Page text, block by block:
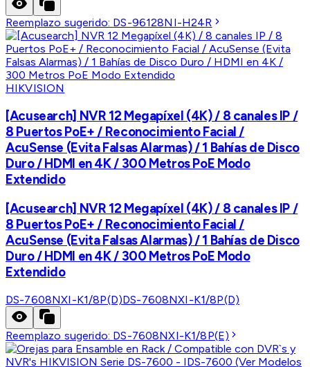
Reemplazo sugerido: DS-96128NI-H24R
HIKVISION
[Acusearch] NVR 12 Megapíxel (4K) / 8 canales IP /
8 Puertos PoE+ / Reconocimiento Facial /
AcuSense (Evita Falsas Alarmas) / 1 Bahías de Disco
Duro / HDMI en 4K / 300 Metros PoE Modo
Extendido
[Acusearch] NVR 12 Megapíxel (4K) / 8 canales IP /
8 Puertos PoE+ / Reconocimiento Facial /
AcuSense (Evita Falsas Alarmas) / 1 Bahías de Disco
Duro / HDMI en 4K / 300 Metros PoE Modo
Extendido
DS-7608NXI-K1/8P(D)DS-7608NXI-K1/8P(D)
Reemplazo sugerido: DS-7608NXI-K1/8P(E)